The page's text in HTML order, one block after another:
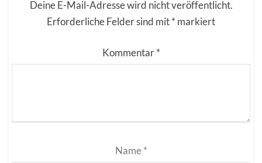
Deine E-Mail-Adresse wird nicht veröffentlicht.
Erforderliche Felder sind mit* markiert
Kommentar*
Name*